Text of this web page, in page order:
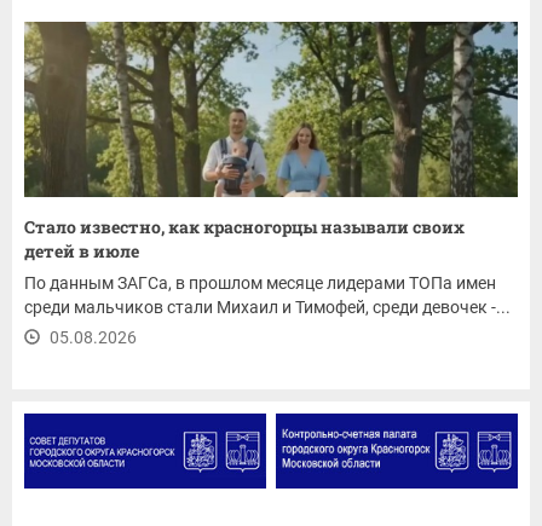
Стало известно, как красногорцы называли своих
детей в июле
По данным ЗАГСа, в прошлом месяце лидерами ТОПа имен
среди мальчиков стали Михаил и Тимофей, среди девочек -...
05.08.2026